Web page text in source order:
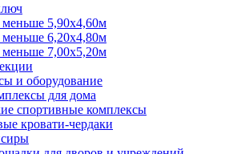
5,90х4,60м
6,20х4,80м
7,00х5,20м
и оборудование
для дома
спортивные комплексы
кровати-чердаки